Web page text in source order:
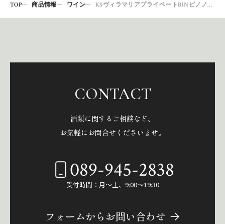
TOP 商品情報 ワイン KSヴィラマリアプライベートBINピノノワール
CONTACT
酒類に関するご相談など、
お気軽にお問合せくださいませ。
089-945-2838
受付時間：月～土、9:00～19:30
フォームからお問い合わせ